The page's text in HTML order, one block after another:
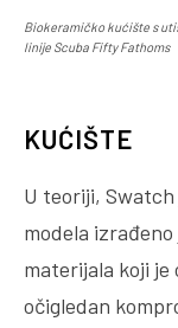
Biokeramičko kućište s
linije Scuba Fifty Fathoms
KUĆIŠTE
U teoriji,
modela
materijala koji je
očigledan